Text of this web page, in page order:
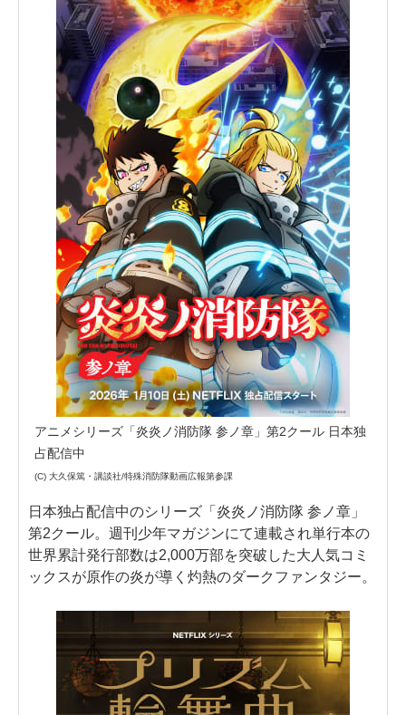
アニメシリーズ「炎炎ノ消防隊 参ノ章」第2クール 日本独
占配信中
(C) 大久保篤・講談社/特殊消防隊動画広報第参課
日本独占配信中のシリーズ「炎炎ノ消防隊 参ノ章」
第2クール。週刊少年マガジンにて連載され単行本の
世界累計発行部数は2,000万部を突破した大人気コミ
ックスが原作の炎が導く灼熱のダークファンタジー。